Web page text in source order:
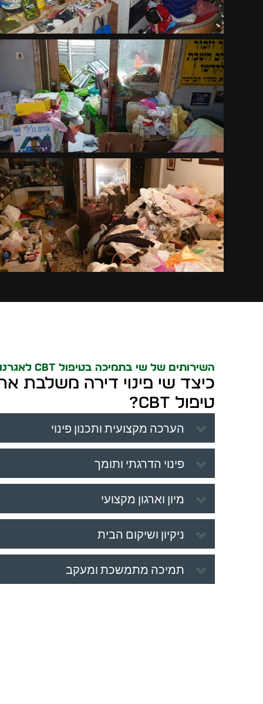
השירותים של שי בתמיכה בטיפול CBT לאגרנות כפייתית
כיצד שי פינוי דירה משלבת
טיפול CBT?
הערכה מקצועית ותכנון פינוי
פינוי הדרגתי ותומך
מיון וארגון מקצועי
ניקיון ושיקום הבית
תמיכה מתמשכת ומעקב